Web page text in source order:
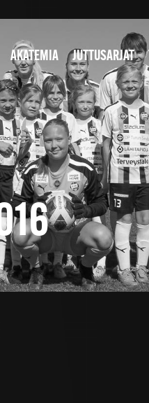
AKATEMIA JUTTUSARJAT